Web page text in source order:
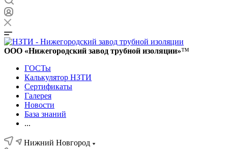
ООО «Нижегородский завод трубной изоляции»™
ГОСТы
Калькулятор НЗТИ
Сертификаты
Галерея
Новости
База знаний
...
Нижний Новгород